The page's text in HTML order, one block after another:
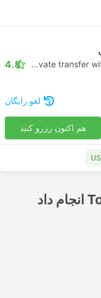
Daytrip private transfer with English speaking driver
4.8
لغو رایگان
هم اکنون رزرو کنید